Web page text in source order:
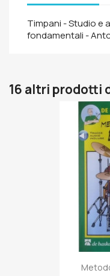
Timpani - Studio e
fondamentali -
16 altri prodotti